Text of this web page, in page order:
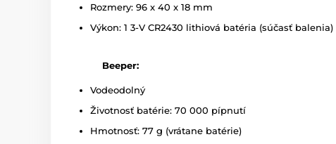
Rozmery: 96 x 40 x 18 mm
Výkon: 1 3-V CR2430 lithiová batéria (súčasť balenia)
Beeper:
Vodeodolný
Životnosť batérie: 70 000 pípnutí
Hmotnosť: 77 g (vrátane batérie)